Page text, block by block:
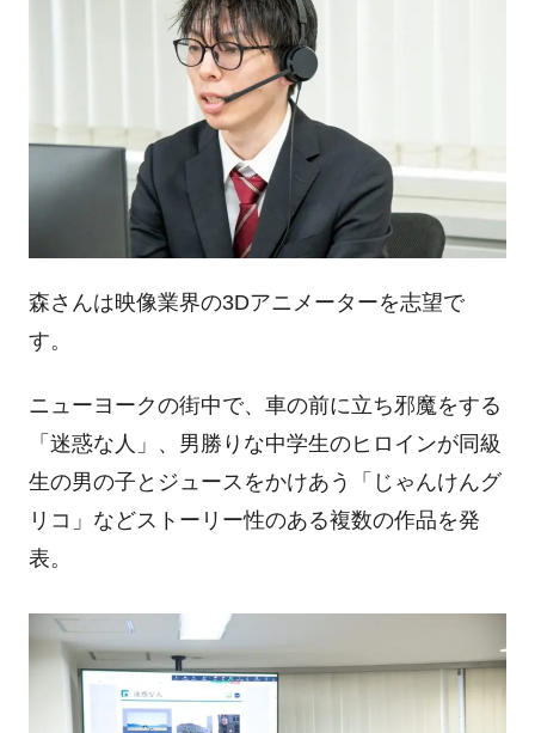
森さんは映像業界の3Dアニメーターを志望で
す。
ニューヨークの街中で、車の前に立ち邪魔をする
「迷惑な人」、男勝りな中学生のヒロインが同級
生の男の子とジュースをかけあう「じゃんけんグ
リコ」などストーリー性のある複数の作品を発
表。